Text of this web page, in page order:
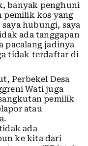
banyak penghuni
pemilik kos yang
hubungi, saya
ada tanggapan
pacalang jadinya
tidak terdaftar di
Perbekel Desa
Wati juga
pemilik
atau
ada
ke kita dari